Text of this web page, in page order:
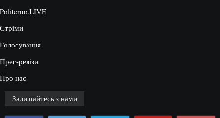
Politerno.LIVE
Стріми
Голосування
Прес-релізи
Про нас
Залишайтесь з нами